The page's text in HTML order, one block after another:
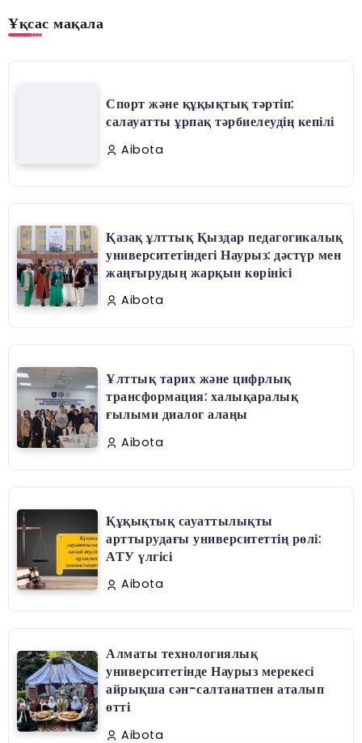
Ұқсас мақала
Спорт және құқықтық тәртіп:
салауатты ұрпақ тәрбиелеудің кепілі
Aibota
Қазақ ұлттық Қыздар педагогикалық
университетіндегі Наурыз: дәстүр мен
жаңғырудың жарқын көрінісі
Aibota
Ұлттық тарих және цифрлық
трансформация: халықаралық
ғылыми диалог алаңы
Aibota
Құқықтық сауаттылықты
арттырудағы университеттің рөлі:
АТУ үлгісі
Aibota
Алматы технологиялық
университетінде Наурыз мерекесі
айрықша сән-салтанатпен аталып
өтті
Aibota